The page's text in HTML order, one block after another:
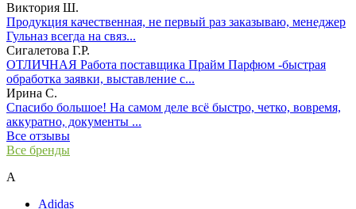
Виктория Ш.
Продукция качественная, не первый раз заказываю, менеджер
Гульназ всегда на связ...
Сигалетова Г.Р.
ОТЛИЧНАЯ Работа поставщика Прайм Парфюм -быстрая
обработка заявки, выставление с...
Ирина С.
Спасибо большое! На самом деле всё быстро, четко, вовремя,
аккуратно, документы ...
Все отзывы
Все бренды
A
Adidas